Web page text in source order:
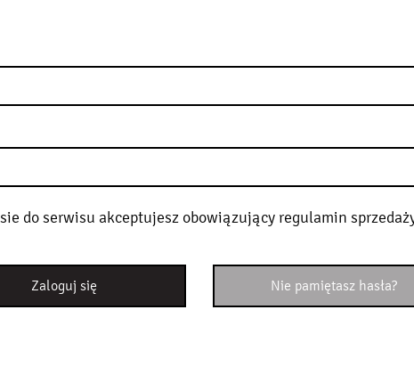
do serwisu akceptujesz obowiązujący regulamin
Zaloguj się Nie pamiętasz hasła?